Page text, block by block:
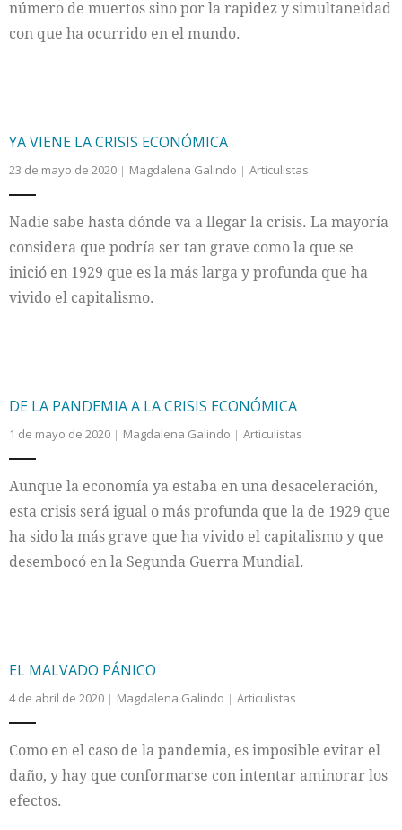
número de muertos sino por la rapidez y simultaneidad
con que ha ocurrido en el mundo.
YA VIENE LA CRISIS ECONÓMICA
23 de mayo de 2020 Magdalena Galindo Articulistas
Nadie sabe hasta dónde va a llegar la crisis. La mayoría
considera que podría ser tan grave como la que se
inició en 1929 que es la más larga y profunda que ha
vivido el capitalismo.
DE LA PANDEMIA A LA CRISIS ECONÓMICA
1 de mayo de 2020 Magdalena Galindo Articulistas
Aunque la economía ya estaba en una desaceleración,
esta crisis será igual o más profunda que la de 1929 que
ha sido la más grave que ha vivido el capitalismo y que
desembocó en la Segunda Guerra Mundial.
EL MALVADO PÁNICO
4 de abril de 2020 Magdalena Galindo Articulistas
Como en el caso de la pandemia, es imposible evitar el
daño, y hay que conformarse con intentar aminorar los
efectos.